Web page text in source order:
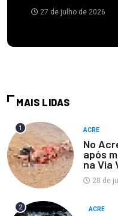
27 de julho de 2026
MAIS LIDAS
1 ACRE
No
após
na Via
28 de
2 ACRE